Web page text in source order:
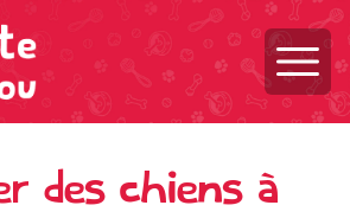
des chiens à